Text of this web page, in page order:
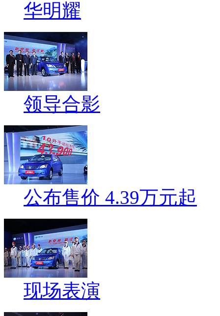
华明耀
领导合影
公布售价 4.39万元起
现场表演